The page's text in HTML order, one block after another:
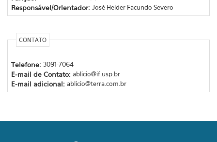
Responsável/Orientador: José Helder Facundo Severo
CONTATO
Telefone: 3091-7064
E-mail de Contato: ablicio@if.usp.br
E-mail adicional: ablicio@terra.com.br